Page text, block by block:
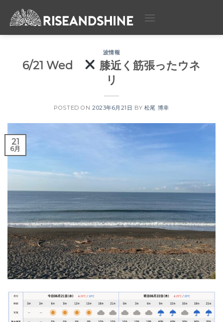
波情報
6/21 Wed
膝近く筋張ったウネ
リ
POSTED ON 2023年6月21日 BY 松尾 博幸
21
6月